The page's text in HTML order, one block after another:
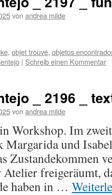
von andrea milde
, objet trouvé, objetos
| Schreib einen Kommentar
_ 2196 _
von andrea milde
Workshop. Im
Margarida und
Zustandekommen
freigeräumt,
haben in …